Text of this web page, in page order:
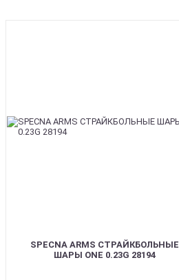
SPECNA ARMS СТРАЙКБОЛЬНЫЕ
ШАРЫ ONE 0.23G 28194